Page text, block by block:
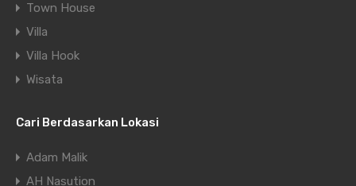
Town House
Villa
Villa Hook
Wisata
Cari Berdasarkan Lokasi
Adam Malik
AH Nasution